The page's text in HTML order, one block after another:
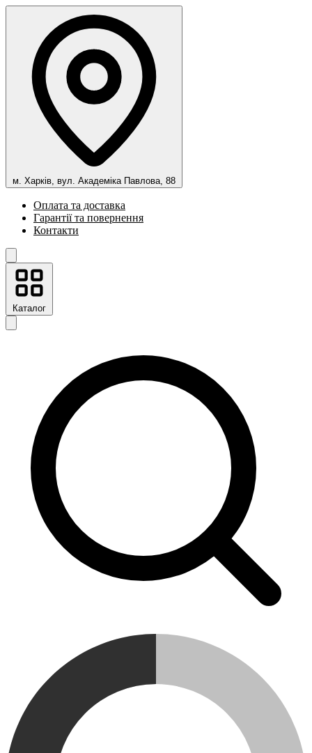
м. Харків, вул. Академіка Павлова, 88
Оплата та доставка
Гарантії та повернення
Контакти
Каталог